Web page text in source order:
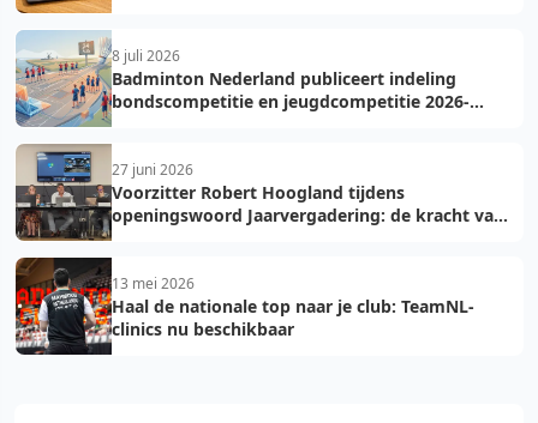
8 juli 2026
Badminton Nederland publiceert indeling
bondscompetitie en jeugdcompetitie 2026-
27 juni 2026
Voorzitter Robert Hoogland tijdens
openingswoord Jaarvergadering: de kracht van
13 mei 2026
Haal de nationale top naar je club: TeamNL-
clinics nu beschikbaar